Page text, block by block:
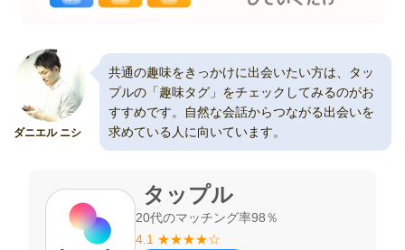
ダニエル ニシ
共通の趣味をきっかけに出会いたい方は、タッ
プルの「趣味タグ」をチェックしてみるのがお
すすめです。自然な会話からつながる出会いを
求めている人に向いています。
タップル
20代のマッチング率98％
4.1 ★★★★☆